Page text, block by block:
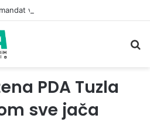
PDA Tuzla
sve jača